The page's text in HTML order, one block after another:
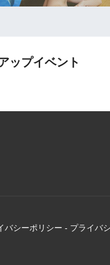
ップイベント
バシーポリシー - プライバ